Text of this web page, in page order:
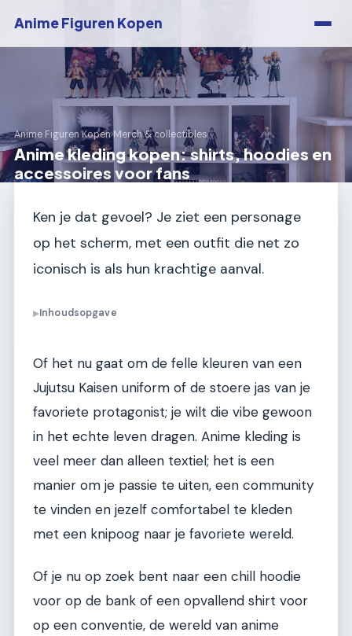
Anime Figuren Kopen
Anime Figuren Kopen›Merch & collectibles
Anime kleding kopen: shirts, hoodies en
accessoires voor fans
Ken je dat gevoel? Je ziet een personage
op het scherm, met een outfit die net zo
iconisch is als hun krachtige aanval.
▶Inhoudsopgave
Of het nu gaat om de felle kleuren van een
Jujutsu Kaisen uniform of de stoere jas van je
favoriete protagonist; je wilt die vibe gewoon
in het echte leven dragen. Anime kleding is
veel meer dan alleen textiel; het is een
manier om je passie te uiten, een community
te vinden en jezelf comfortabel te kleden
met een knipoog naar je favoriete wereld.
Of je nu op zoek bent naar een chill hoodie
voor op de bank of een opvallend shirt voor
op een conventie, de wereld van anime